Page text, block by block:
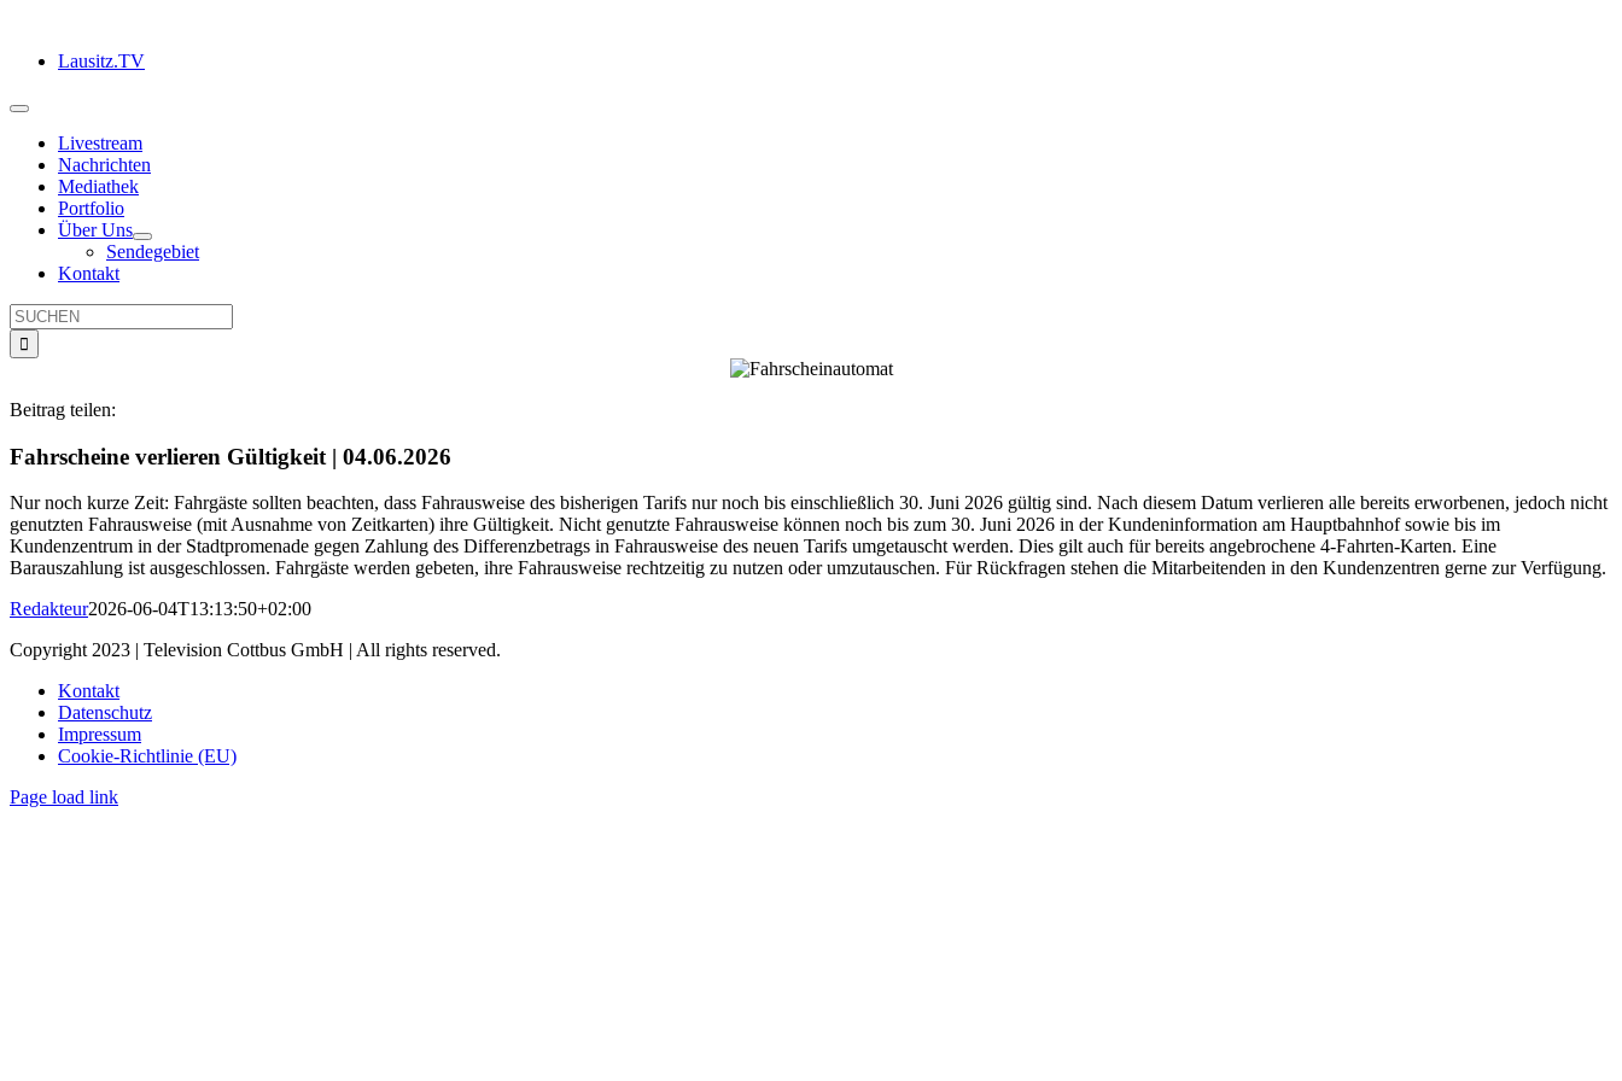
springenLausitz.TV
Toggle
NavigationLivestream
Nachrichten
Mediathek
Portfolio
Über Uns
Sendegebiet
Kontakt
Suche
nach:
Beitrag teilen:
Fahrscheine verlieren Gültigkeit | 04.06.2026
Nur noch kurze Zeit: Fahrgäste sollten beachten, dass Fahrausweise des bisherigen Tarifs nur noch bis einschließlich 30. Juni 2026 gültig sind. Nach diesem Datum verlieren alle bereits erworbenen, jedoch nicht
genutzten Fahrausweise (mit Ausnahme von Zeitkarten) ihre Gültigkeit. Nicht genutzte Fahrausweise können noch bis zum 30. Juni 2026 in der Kundeninformation am Hauptbahnhof sowie bis im
Kundenzentrum in der Stadtpromenade gegen Zahlung des Differenzbetrags in Fahrausweise des neuen Tarifs umgetauscht werden. Dies gilt auch für bereits angebrochene 4-Fahrten-Karten. Eine
Barauszahlung ist ausgeschlossen. Fahrgäste werden gebeten, ihre Fahrausweise rechtzeitig zu nutzen oder umzutauschen. Für Rückfragen stehen die Mitarbeitenden in den Kundenzentren gerne zur Verfügung.
Redakteur2026-06-04T13:13:50+02:00
Copyright 2023 | Television Cottbus GmbH | All rights reserved.
Kontakt
Datenschutz
Impressum
Cookie-Richtlinie (EU)
Page load link